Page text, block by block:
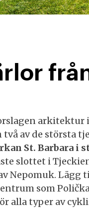
arkitektur
av de största
St. Barbara i
slottet i
Nepomuk. Lägg
som
alla typer av